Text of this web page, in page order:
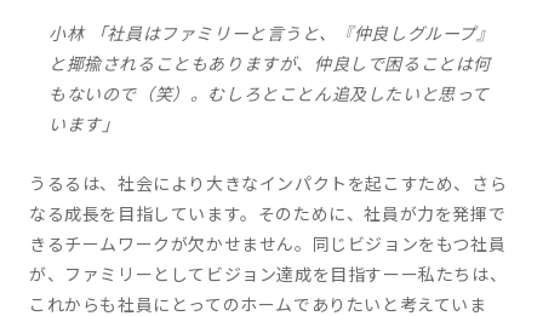
小林 「社員はファミリーと言うと、『仲良しグループ』
と揶揄されることもありますが、仲良しで困ることは何
もないので（笑）。むしろとことん追及したいと思って
います」
うるるは、社会により大きなインパクトを起こすため、さら
なる成長を目指しています。そのために、社員が力を発揮で
きるチームワークが欠かせません。同じビジョンをもつ社員
が、ファミリーとしてビジョン達成を目指すーー私たちは、
これからも社員にとってのホームでありたいと考えていま